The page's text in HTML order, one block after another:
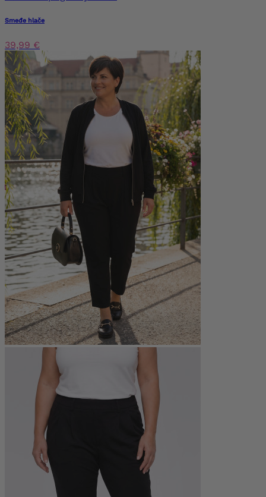
Smeđe hlače
39,99 €